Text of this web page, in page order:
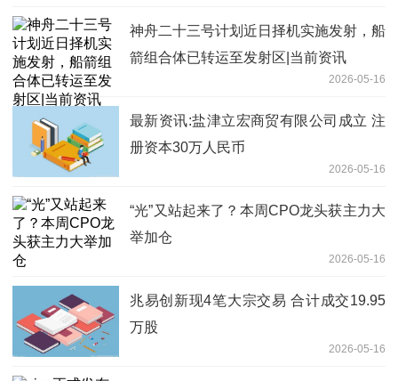
神舟二十三号计划近日择机实施发射，船
箭组合体已转运至发射区|当前资讯
2026-05-16
最新资讯:盐津立宏商贸有限公司成立 注
册资本30万人民币
2026-05-16
“光”又站起来了？本周CPO龙头获主力大
举加仓
2026-05-16
兆易创新现4笔大宗交易 合计成交19.95
万股
2026-05-16